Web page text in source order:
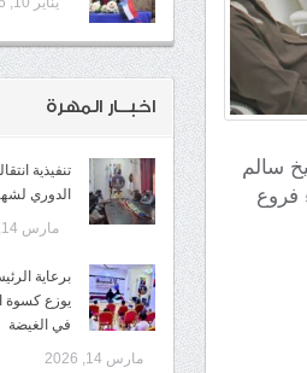
سالم
فروع
اخبــار المهرة
تنفيذية
الدوري
مارس 14, 2026
برعاية
يوزع كسوة
في الغيضة
مارس 14, 2026